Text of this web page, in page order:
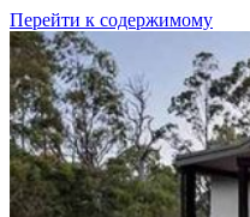
Перейти к содержимому